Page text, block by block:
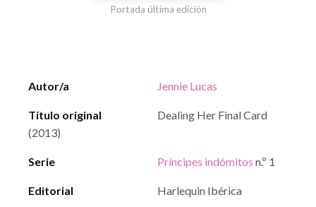
Autor/a Jennie Lucas
Título original
Dealing Her Final Card
(2013)
Serie Príncipes indómitos n.º 1
Editorial Harlequin Ibérica
Portada última edición